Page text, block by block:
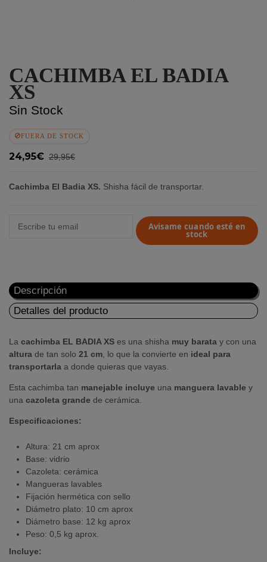
CACHIMBA EL BADIA
XS
Sin Stock
FUERA DE STOCK
24,95€ 29,95€
Cachimba El Badia XS. Shisha fácil de transportar.
Avisame cuando esté en
stock
Descripción
Detalles del producto
La cachimba EL BADIA XS es una shisha muy barata y con una
altura de tan solo 21 cm , lo que la convierte en ideal para
transportarla a donde quieras que vayas.
Esta cachimba tan manejable incluye una manguera lavable y
una cazoleta grande de cerámica.
Especificaciones:
Altura: 21 cm aprox
Base: vidrio
Cazoleta: cerámica
Mangueras lavables
Fijación hermética con sello
Diámetro plato: 10 cm aprox
Diámetro base: 12 kg aprox
Peso: 0,5 kg aprox.
Incluye: